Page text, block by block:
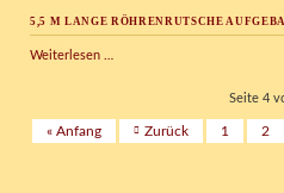
Juli
5,5 M LANGE RÖHRENRUTSCHE
Weiterlesen …
aufgebaut
Seite 4
« Anfang Zurück 1 2